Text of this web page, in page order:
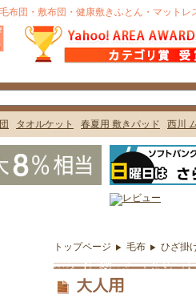
トップページ 毛布 ひざ掛
大人用